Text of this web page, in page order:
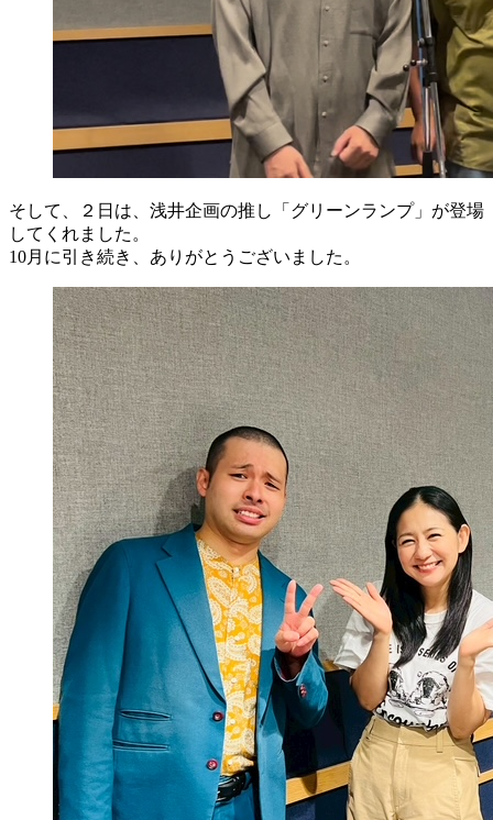
そして、２日は、浅井企画の推し「グリーンランプ」が登場
してくれました。
10月に引き続き、ありがとうございました。